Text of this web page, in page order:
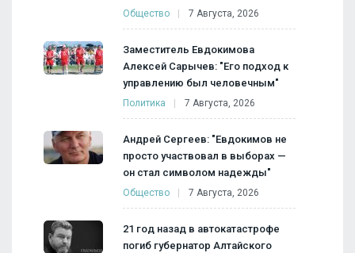
Общество 7 Августа, 2026
Заместитель Евдокимова
Алексей Сарычев: "Его подход к
управлению был человечным"
Политика 7 Августа, 2026
Андрей Сергеев: "Евдокимов не
просто участвовал в выборах —
он стал символом надежды"
Общество 7 Августа, 2026
21 год назад в автокатастрофе
погиб губернатор Алтайского